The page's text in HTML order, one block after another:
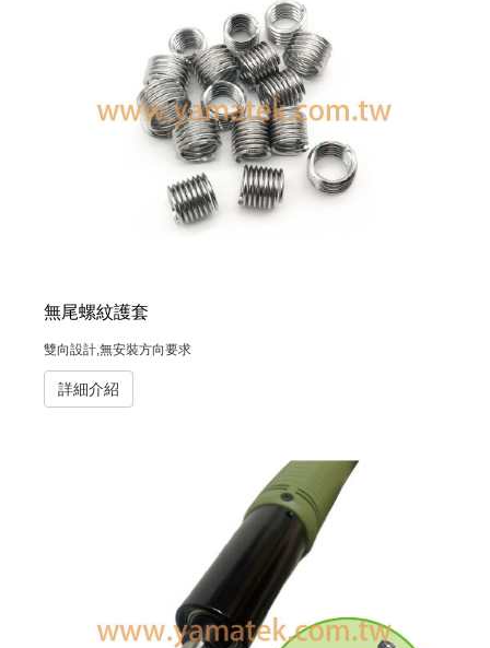
無尾螺紋護套
雙向設計,無安裝方向要求
詳細介紹